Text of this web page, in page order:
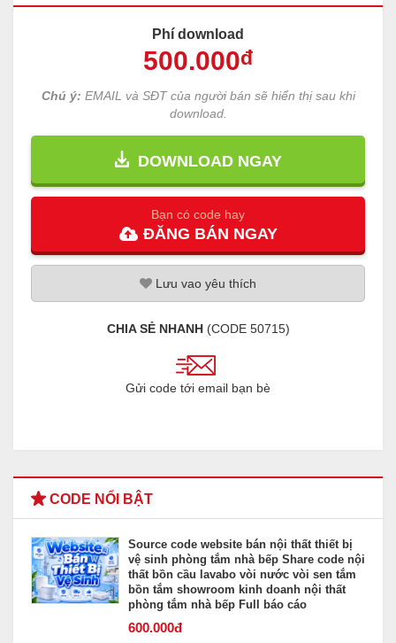
Phí download
500.000đ
Chú ý: EMAIL và SĐT của người bán sẽ hiển thị sau khi
download.
DOWNLOAD NGAY
Bạn có code hay
ĐĂNG BÁN NGAY
Lưu vao yêu thích
CHIA SẺ NHANH(CODE 50715)
Gửi code tới email bạn bè
CODE NỔI BẬT
Source code website bán nội thất thiết bị
vệ sinh phòng tắm nhà bếp Share code nội
thất bồn cầu lavabo vòi nước vòi sen tắm
bồn tắm showroom kinh doanh nội thất
phòng tắm nhà bếp Full báo cáo
600.000đ